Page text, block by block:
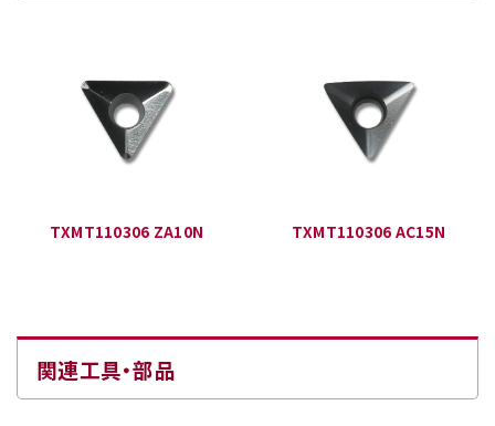
TXMT110306 ZA10N TXMT110306 AC15N
関連工具・部品